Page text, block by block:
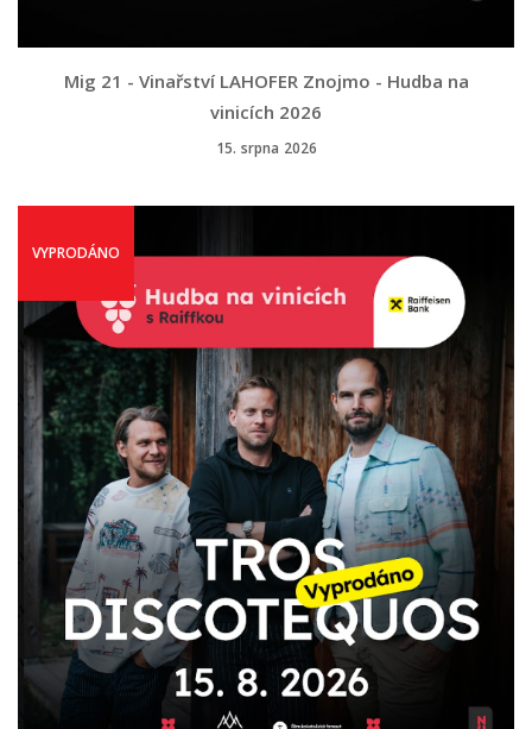
Mig 21 - Vinařství LAHOFER Znojmo - Hudba na
vinicích 2026
15. srpna 2026
VYPRODÁNO